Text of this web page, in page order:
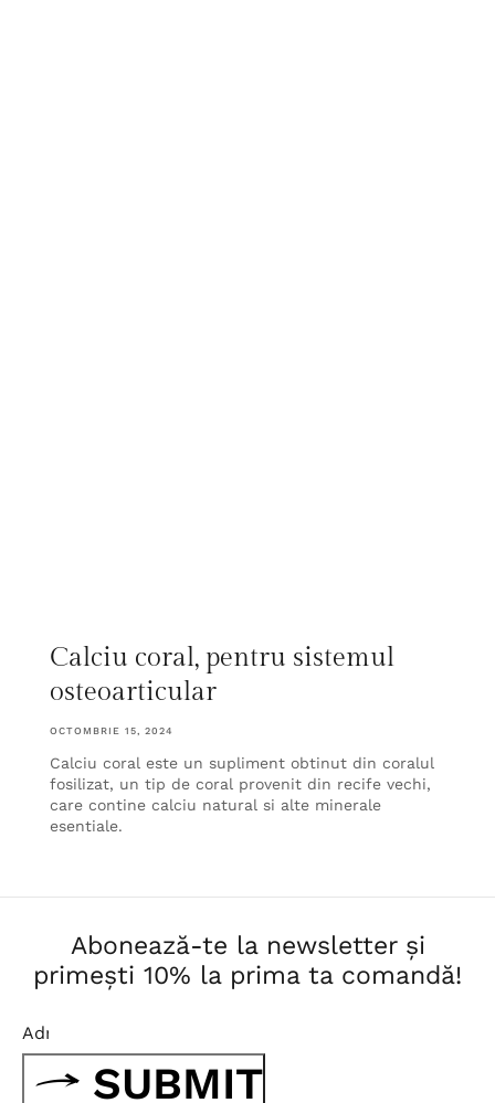
Calciu coral, pentru sistemul
osteoarticular
OCTOMBRIE 15, 2024
Calciu coral este un supliment obtinut din coralul
fosilizat, un tip de coral provenit din recife vechi,
care contine calciu natural si alte minerale
esentiale.
Abonează-te la newsletter și
primești 10% la prima ta comandă!
SUBMIT